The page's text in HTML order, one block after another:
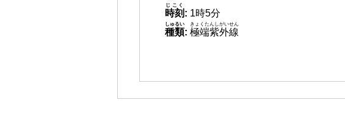
時刻
じこく
: 1時5分
種類
しゅるい
: 極端紫外線
きょくたんしがいせん